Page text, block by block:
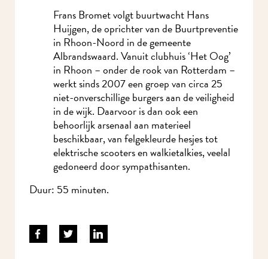
Frans Bromet volgt buurtwacht Hans
Huijgen, de oprichter van de Buurtpreventie
in Rhoon-Noord in de gemeente
Albrandswaard. Vanuit clubhuis ‘Het Oog’
in Rhoon – onder de rook van Rotterdam –
werkt sinds 2007 een groep van circa 25
niet-onverschillige burgers aan de veiligheid
in de wijk. Daarvoor is dan ook een
behoorlijk arsenaal aan materieel
beschikbaar, van felgekleurde hesjes tot
elektrische scooters en walkietalkies, veelal
gedoneerd door sympathisanten.
Duur: 55 minuten.